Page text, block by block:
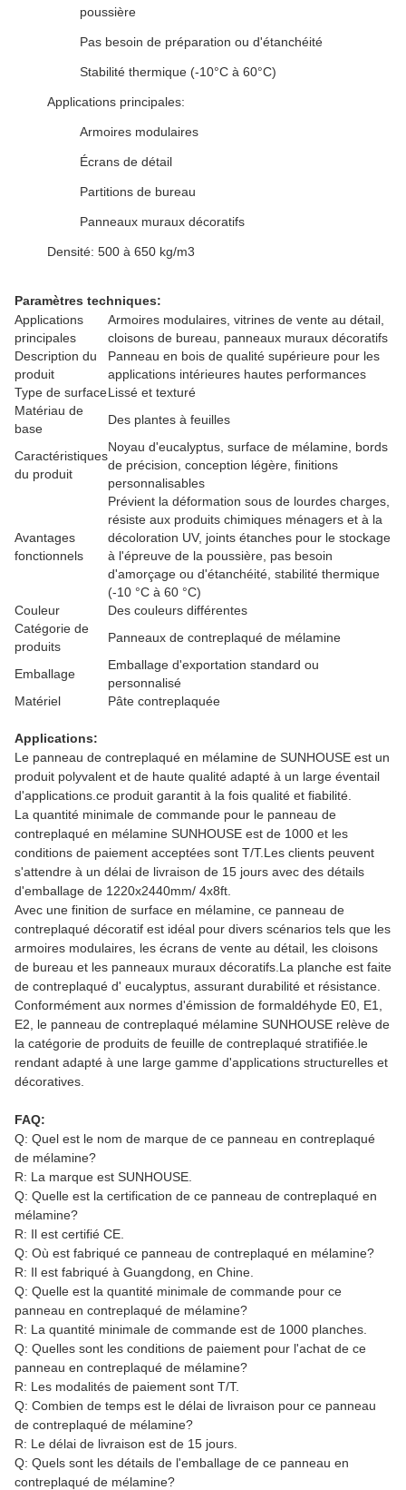
poussière
Pas besoin de préparation ou d'étanchéité
Stabilité thermique (-10°C à 60°C)
Applications principales:
Armoires modulaires
Écrans de détail
Partitions de bureau
Panneaux muraux décoratifs
Densité: 500 à 650 kg/m3
Paramètres techniques:
Applications
principales
Armoires modulaires, vitrines de vente au détail,
cloisons de bureau, panneaux muraux décoratifs
Description du
produit
Panneau en bois de qualité supérieure pour les
applications intérieures hautes performances
Type de surfaceLissé et texturé
Matériau de
base
Des plantes à feuilles
Caractéristiques
du produit
Noyau d'eucalyptus, surface de mélamine, bords
de précision, conception légère, finitions
personnalisables
Avantages
fonctionnels
Prévient la déformation sous de lourdes charges,
résiste aux produits chimiques ménagers et à la
décoloration UV, joints étanches pour le stockage
à l'épreuve de la poussière, pas besoin
d'amorçage ou d'étanchéité, stabilité thermique
(-10 °C à 60 °C)
Couleur
Des couleurs différentes
Catégorie de
produits
Panneaux de contreplaqué de mélamine
Emballage
Emballage d'exportation standard ou
personnalisé
Matériel
Pâte contreplaquée
Applications:
Le panneau de contreplaqué en mélamine de SUNHOUSE est un
produit polyvalent et de haute qualité adapté à un large éventail
d'applications.ce produit garantit à la fois qualité et fiabilité.
La quantité minimale de commande pour le panneau de
contreplaqué en mélamine SUNHOUSE est de 1000 et les
conditions de paiement acceptées sont T/T.Les clients peuvent
s'attendre à un délai de livraison de 15 jours avec des détails
d'emballage de 1220x2440mm/ 4x8ft.
Avec une finition de surface en mélamine, ce panneau de
contreplaqué décoratif est idéal pour divers scénarios tels que les
armoires modulaires, les écrans de vente au détail, les cloisons
de bureau et les panneaux muraux décoratifs.La planche est faite
de contreplaqué d' eucalyptus, assurant durabilité et résistance.
Conformément aux normes d'émission de formaldéhyde E0, E1,
E2, le panneau de contreplaqué mélamine SUNHOUSE relève de
la catégorie de produits de feuille de contreplaqué stratifiée.le
rendant adapté à une large gamme d'applications structurelles et
décoratives.
FAQ:
Q: Quel est le nom de marque de ce panneau en contreplaqué
de mélamine?
R: La marque est SUNHOUSE.
Q: Quelle est la certification de ce panneau de contreplaqué en
mélamine?
R: Il est certifié CE.
Q: Où est fabriqué ce panneau de contreplaqué en mélamine?
R: Il est fabriqué à Guangdong, en Chine.
Q: Quelle est la quantité minimale de commande pour ce
panneau en contreplaqué de mélamine?
R: La quantité minimale de commande est de 1000 planches.
Q: Quelles sont les conditions de paiement pour l'achat de ce
panneau en contreplaqué de mélamine?
R: Les modalités de paiement sont T/T.
Q: Combien de temps est le délai de livraison pour ce panneau
de contreplaqué de mélamine?
R: Le délai de livraison est de 15 jours.
Q: Quels sont les détails de l'emballage de ce panneau en
contreplaqué de mélamine?